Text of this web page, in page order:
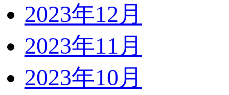
2023年12月
2023年11月
2023年10月